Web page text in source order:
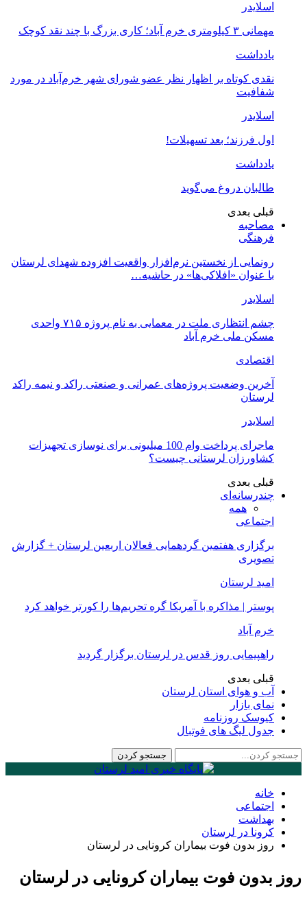
اسلایدر
مهمانی ۳ کیلومتری خرم آباد؛ کاری بزرگ با چند نقد کوچک
یادداشت
نقدی کوتاه بر اظهار نظر عضو شورای شهر خرم‌آباد در مورد
شفافیت
اسلایدر
اول فرزند؛ بعد تسهیلات!
یادداشت
طالبان دروغ می‌گوید
قبلی بعدی
مصاحبه
فرهنگی
رونمایی از نخستین نرم‌افزار واقعیت افزوده شهدای لرستان
با عنوان «افلاکی‌ها» در حاشیه…
اسلایدر
چشم انتظاری ملت در معمایی به نام پروژه ۷۱۵ واحدی
مسکن ملی خرم آباد
اقتصادی
آخرین وضعیت پروژه‌های عمرانی و صنعتی راکد و نیمه راکد
لرستان
اسلایدر
ماجرای پرداخت وام 100 میلیونی برای نوسازی تجهیزات
کشاورزان لرستانی چیست؟
قبلی بعدی
چندرسانه‌ای
همه
اجتماعی
برگزاری هفتمین گردهمایی فعالان اربعین لرستان + گزارش
تصویری
امید لرستان
پوستر | مذاکره با آمریکا گره تحریم‌ها را کورتر خواهد کرد
خرم آباد
راهپیمایی روز قدس در لرستان برگزار گردید
قبلی بعدی
آب و هوای استان لرستان
نمای بازار
کیوسک روزنامه
جدول لیگ های فوتبال
خانه
اجتماعی
بهداشت
کرونا در لرستان
روز بدون فوت بیماران کرونایی در لرستان
روز بدون فوت بیماران کرونایی در لرستان